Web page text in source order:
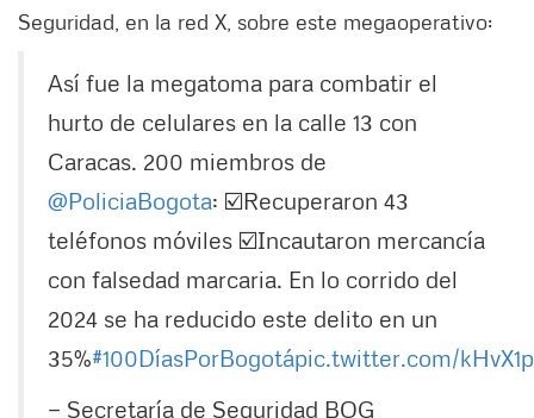
Seguridad, en la red X, sobre este megaoperativo:
Así fue la megatoma para combatir el
hurto de celulares en la calle 13 con
Caracas. 200 miembros de
@PoliciaBogota: ☑️Recuperaron 43
teléfonos móviles ☑️Incautaron mercancía
con falsedad marcaria. En lo corrido del
2024 se ha reducido este delito en un
35%#100DíasPorBogotápic.twitter.com/
— Secretaría de Seguridad BOG